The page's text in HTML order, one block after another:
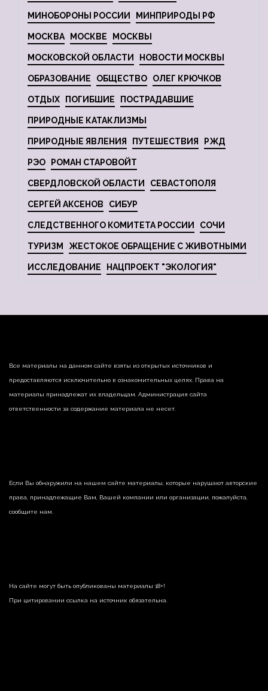
МИНОБОРОНЫ РОССИИ МИНПРИРОДЫ РФ
МОСКВА МОСКВЕ МОСКВЫ
МОСКОВСКОЙ ОБЛАСТИ НОВОСТИ МОСКВЫ
ОБРАЗОВАНИЕ ОБЩЕСТВО ОЛЕГ КРЮЧКОВ
ОТДЫХ ПОГИБШИЕ ПОСТРАДАВШИЕ
ПРИРОДНЫЕ КАТАКЛИЗМЫ
ПРИРОДНЫЕ ЯВЛЕНИЯ ПУТЕШЕСТВИЯ РЖД
РЭО РОМАН СТАРОВОЙТ
СВЕРДЛОВСКОЙ ОБЛАСТИ СЕВАСТОПОЛЯ
СЕРГЕЙ АКСЕНОВ СИБУР
СЛЕДСТВЕННОГО КОМИТЕТА РОССИИ СОЧИ
ТУРИЗМ ЖЕСТОКОЕ ОБРАЩЕНИЕ С ЖИВОТНЫМИ
ИССЛЕДОВАНИЕ НАЦПРОЕКТ "ЭКОЛОГИЯ"
Все материалы на данном сайте взяты из открытых источников и
предоставляются исключительно в ознакомительных целях. Права на
материалы принадлежат их владельцам. Администрация сайта
ответственности за содержание материала не несет.
Если Вы обнаружили на нашем сайте материалы, которые нарушают авторские
права, принадлежащие Вам, Вашей компании или организации, пожалуйста,
сообщите нам.
На сайте могут быть опубликованы материалы 18+!
При цитировании ссылка на источник обязательна.